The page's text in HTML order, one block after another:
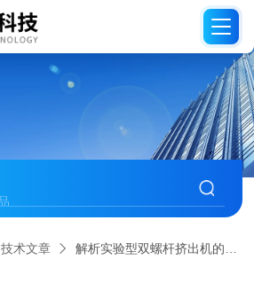
技术文章 解析实验型双螺杆挤出机的工作流程